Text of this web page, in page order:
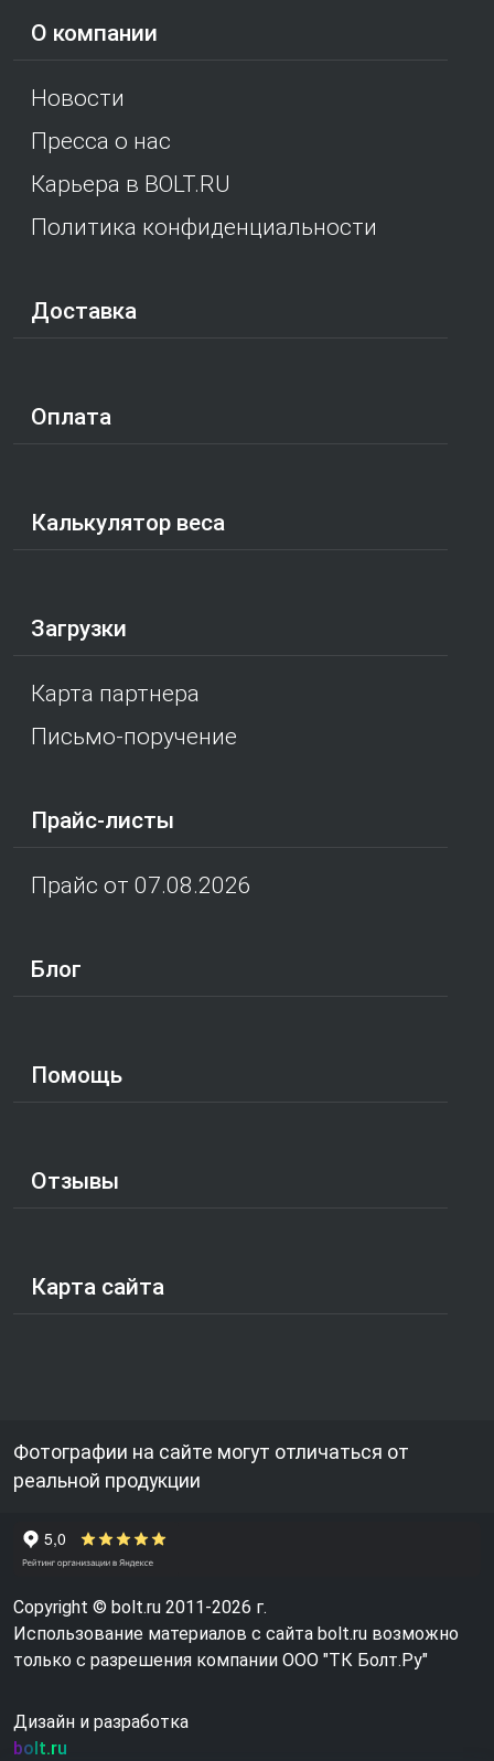
О компании
Новости
Пресса о нас
Карьера в BOLT.RU
Политика конфиденциальности
Доставка
Оплата
Калькулятор веса
Загрузки
Карта партнера
Письмо-поручение
Прайс-листы
Прайс от 07.08.2026
Блог
Помощь
Отзывы
Карта сайта
Фотографии на сайте могут отличаться от
реальной продукции
Copyright © bolt.ru 2011-2026 г.
Использование материалов с сайта bolt.ru возможно
только с разрешения компании ООО "ТК Болт.Ру"
Дизайн и разработка
bolt.ru